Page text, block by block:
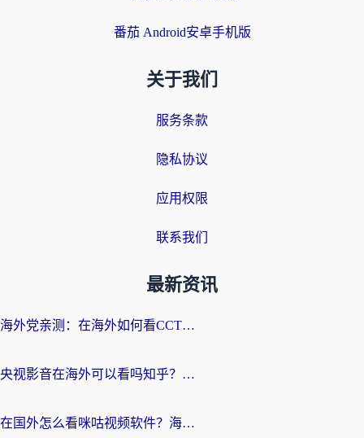
番茄 Android安卓手机版
关于我们
服务条款
隐私协议
应用权限
联系我们
最新资讯
海外党亲测：在海外如何看CCTV？告别“仅限大陆播放”的实用指南
央视影音在海外可以看吗知乎？留学生亲测：3步解决地域限制+追剧自由
在国外怎么看咪咕视频软件？海外党亲测有效的回国加速方案